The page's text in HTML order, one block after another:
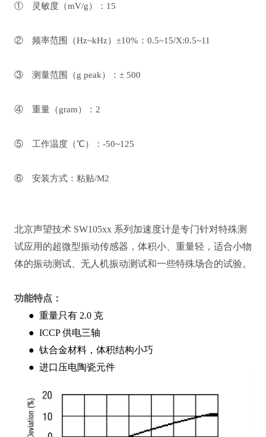
① 灵敏度（mV/g）：15
② 频率范围（Hz~kHz）±10%：0.5~15/X:0.5~11
③ 测量范围（g peak）：± 500
④ 重量（gram）：2
⑤ 工作温度（℃）：-50~125
⑥ 安装方式：粘贴/M2
北京声望技术 SW105xx 系列加速度计是专门针对特殊测
试应用的超微型振动传感器，体积小、重量轻，适合小物
体的振动测试、无人机振动测试和一些特殊场合的试验。
功能特点：
● 重量只有 2.0 克
● ICCP 供电三轴
● 钛合金材料，体积结构小巧
● 进口压电陶瓷元件